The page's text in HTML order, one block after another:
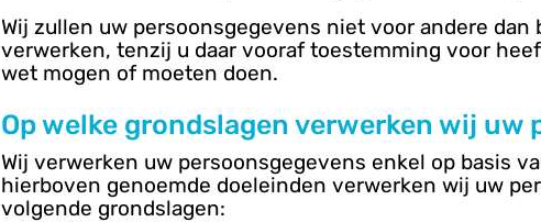
Wij zullen uw persoonsgegevens niet voor andere
verwerken, tenzij u daar vooraf toestemming voor
wet mogen of moeten doen.
Op welke grondslagen verwerken wij uw
Wij verwerken uw persoonsgegevens enkel op basis
hierboven genoemde doeleinden verwerken wij uw
volgende grondslagen: